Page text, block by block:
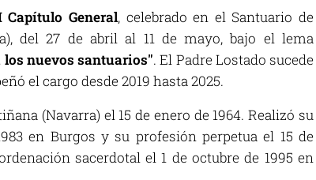
Capítulo General, celebrado en el Santuario de
del 27 de abril al 11 de mayo, bajo el lema
los nuevos santuarios". El Padre Lostado sucede
el cargo desde 2019 hasta 2025.
(Navarra) el 15 de enero de 1964. Realizó su
en Burgos y su profesión perpetua el 15 de
sacerdotal el 1 de octubre de 1995 en